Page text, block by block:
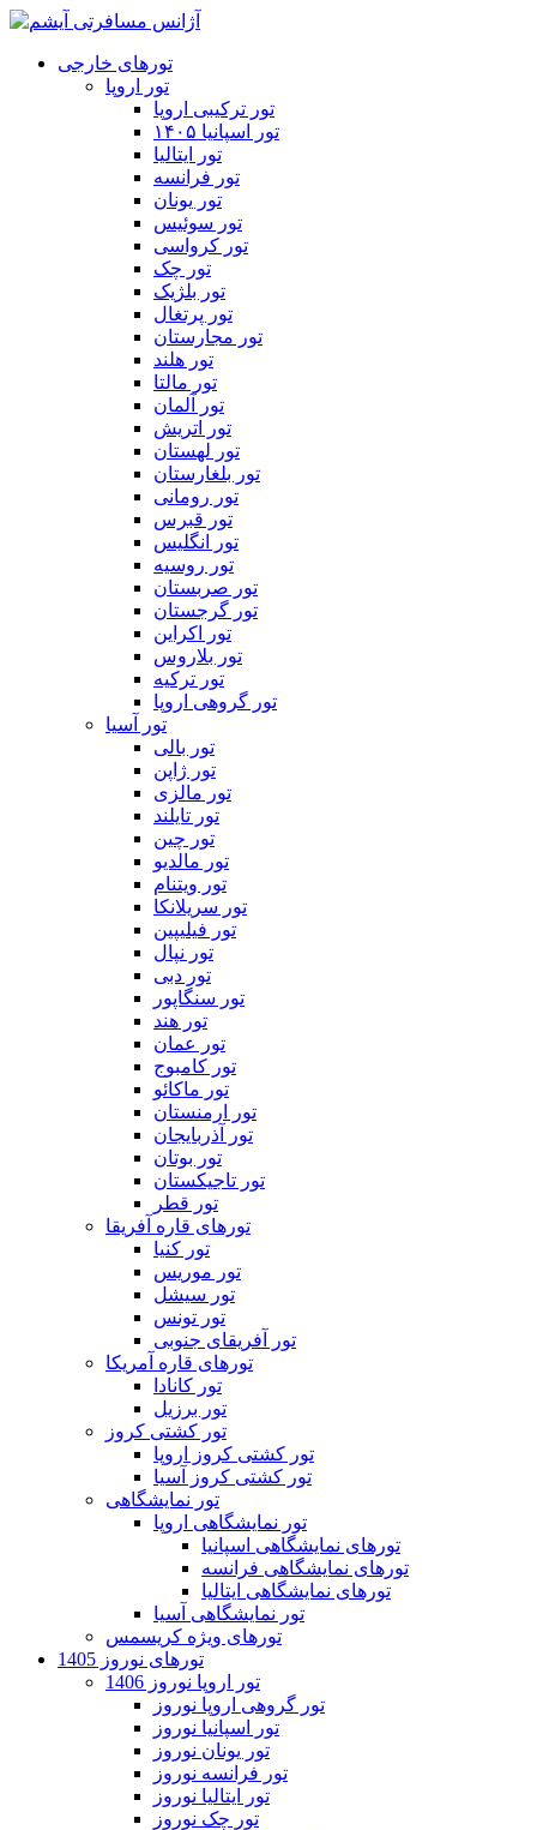
تورهای خارجی
تور اروپا
تور ترکیبی اروپا
تور اسپانیا ۱۴۰۵
تور ایتالیا
تور فرانسه
تور یونان
تور سوئیس
تور کرواسی
تور چک
تور بلژیک
تور پرتغال
تور مجارستان
تور هلند
تور مالتا
تور آلمان
تور اتریش
تور لهستان
تور بلغارستان
تور رومانی
تور قبرس
تور انگلیس
تور روسیه
تور صربستان
تور گرجستان
تور اکراین
تور بلاروس
تور ترکیه
تور گروهی اروپا
تور آسیا
تور بالی
تور ژاپن
تور مالزی
تور تایلند
تور چین
تور مالدیو
تور ویتنام
تور سریلانکا
تور فیلیپین
تور نپال
تور دبی
تور سنگاپور
تور هند
تور عمان
تور کامبوج
تور ماکائو
تور ارمنستان
تور آذربایجان
تور بوتان
تور تاجیکستان
تور قطر
تورهای قاره آفریقا
تور کنیا
تور موریس
تور سیشل
تور تونس
تور آفریقای جنوبی
تورهای قاره آمریکا
تور کانادا
تور برزیل
تور کشتی کروز
تور کشتی کروز اروپا
تور کشتی کروز آسیا
تور نمایشگاهی
تور نمایشگاهی اروپا
تورهای نمایشگاهی اسپانیا
تورهای نمایشگاهی فرانسه
تورهای نمایشگاهی ایتالیا
تور نمایشگاهی آسیا
تورهای ویژه کریسمس
تورهای نوروز 1405
تور اروپا نوروز 1406
تور گروهی اروپا نوروز
تور اسپانیا نوروز
تور یونان نوروز
تور فرانسه نوروز
تور ایتالیا نوروز
تور چک نوروز